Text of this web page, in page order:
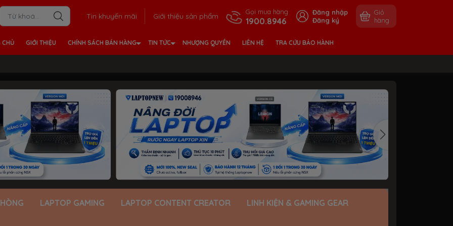
Tin khuyến mãi Giới thiệu sản phẩm Gọi mua hàng
1900.8946
Đăng nhập
Đăng ký
Giỏ
hàng
CHỦ GIỚI THIỆU CHÍNH SÁCH BÁN HÀNG TIN TỨC NHƯỢNG QUYỀN LIÊN HỆ TRA CỨU BẢO HÀNH
LAPTOP GAMING LAPTOP CONTENT CREATOR
LINH KIỆN & GAMING GEAR